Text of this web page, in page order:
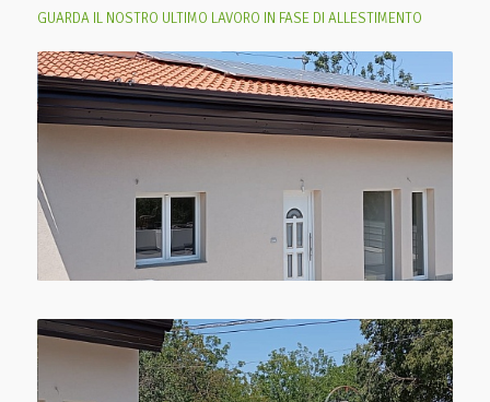
GUARDA IL NOSTRO ULTIMO LAVORO IN FASE DI ALLESTIMENTO